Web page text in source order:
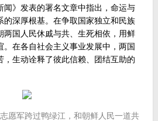
闻》发表的署名文章中指出，命运与
的深厚根基。在争取国家独立和民族
两国人民休戚与共、生死相依，用鲜
。在各自社会主义事业发展中，两国
，生动诠释了彼此信赖、团结互助的
愿军跨过鸭绿江，和朝鲜人民一道共